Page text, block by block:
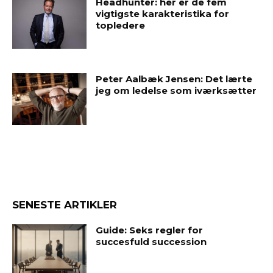
vigtigste karakteristika for
topledere
Peter Aalbæk Jensen: Det lærte
jeg om ledelse som iværksætter
SENESTE ARTIKLER
Guide: Seks regler for
succesfuld succession